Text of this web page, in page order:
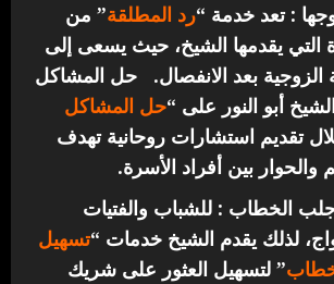
: تعد خدمة “رد المطلقة” من
التي يقدمها الشيخ، حيث يسعى إلى
الزوجية بعد الانفصال.
حل المشاكل
أبو النور على “حل المشاكل
تقديم استشارات روحانية تهدف
والحوار بين أفراد الأسرة.
الخطاب : للشباب والفتيات
لذلك يقدم الشيخ خدمات “تسهيل
” لتسهيل العثور على شريك